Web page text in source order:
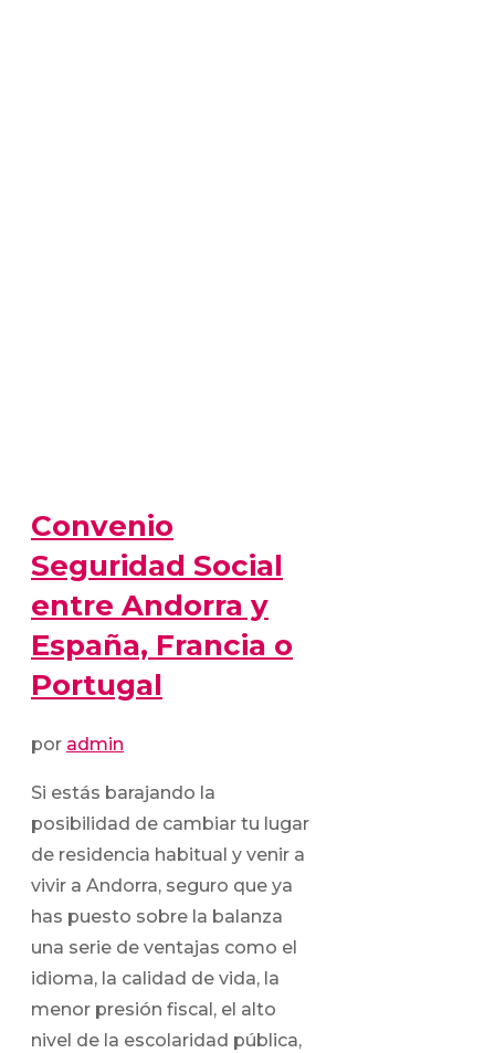
Convenio
Seguridad Social
entre Andorra y
España, Francia o
Portugal
por admin
Si estás barajando la
posibilidad de cambiar tu lugar
de residencia habitual y venir a
vivir a Andorra, seguro que ya
has puesto sobre la balanza
una serie de ventajas como el
idioma, la calidad de vida, la
menor presión fiscal, el alto
nivel de la escolaridad pública,